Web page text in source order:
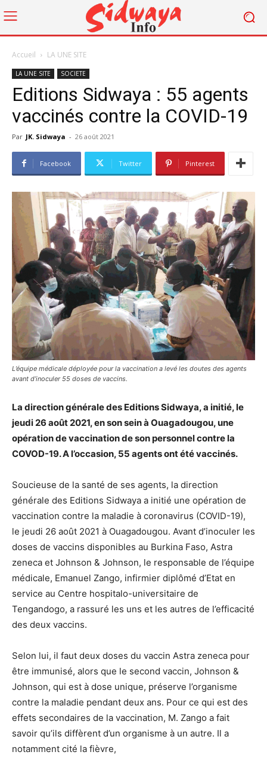
Accueil LA UNE SITE
LA UNE SITE SOCIETE
Editions Sidwaya : 55 agents
vaccinés contre la COVID-19
Par JK. Sidwaya - 26 août 2021
Facebook Twitter Pinterest
L’équipe médicale déployée pour la vaccination a levé les doutes des agents
avant d’inoculer 55 doses de vaccins.
La direction générale des Editions Sidwaya, a initié, le
jeudi 26 août 2021, en son sein à Ouagadougou, une
opération de vaccination de son personnel contre la
COVOD-19. A l’occasion, 55 agents ont été vaccinés.
Soucieuse de la santé de ses agents, la direction
générale des Editions Sidwaya a initié une opération de
vaccination contre la maladie à coronavirus (COVID-19),
le jeudi 26 août 2021 à Ouagadougou. Avant d’inoculer les
doses de vaccins disponibles au Burkina Faso, Astra
zeneca et Johnson & Johnson, le responsable de l’équipe
médicale, Emanuel Zango, infirmier diplômé d’Etat en
service au Centre hospitalo-universitaire de
Tengandogo, a rassuré les uns et les autres de l’efficacité
des deux vaccins.
Selon lui, il faut deux doses du vaccin Astra zeneca pour
être immunisé, alors que le second vaccin, Johnson &
Johnson, qui est à dose unique, préserve l’organisme
contre la maladie pendant deux ans. Pour ce qui est des
effets secondaires de la vaccination, M. Zango a fait
savoir qu’ils diffèrent d’un organisme à un autre. Il a
notamment cité la fièvre,